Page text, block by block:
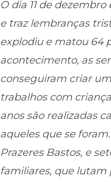
O dia 11 de
e traz lembranças
explodiu e matou 64
acontecimento, as
conseguiram criar
trabalhos com
anos são realizadas
aqueles que se
Prazeres Bastos, e
familiares, que lutam